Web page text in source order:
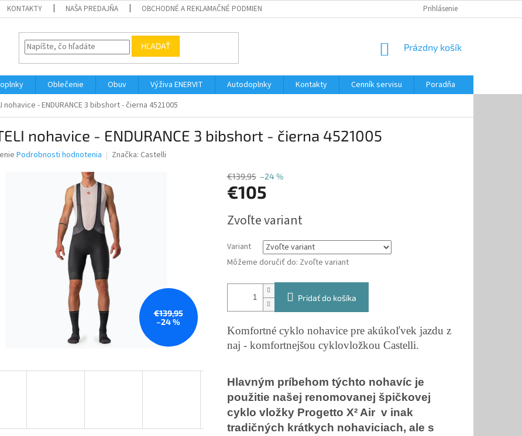
KONTAKTY NAŠA PREDAJŇA OBCHODNÉ A REKLAMAČNÉ PODMIENKY PONÚKANÉ SLUŽBYPrihlásenie
HĽADAŤ
NÁKUPNÝ
Prázdny košík
Oblečenie Obuv Výživa ENERVIT Autodoplnky Kontakty Cenník servisu
Poradňa
nohavice - ENDURANCE 3 bibshort - čierna 4521005
nohavice - ENDURANCE 3 bibshort - čierna 4521005
Podrobnosti hodnotenia Značka: Castelli
€139,95
–24 %
€139,95 –24 %
€105
cena:
Zvoľte variant
Variant
Môžeme doručiť do: Zvoľte variant
Pridať do košíka
Komfortné cyklo nohavice pre akúkoľvek jazdu z
naj - komfortnejšou cyklovložkou Castelli.
Hlavným príbehom týchto nohavíc je
použitie našej renomovanej špičkovej
cyklo vložky Progetto X² Air v inak
tradičných krátkych nohaviciach, ale s